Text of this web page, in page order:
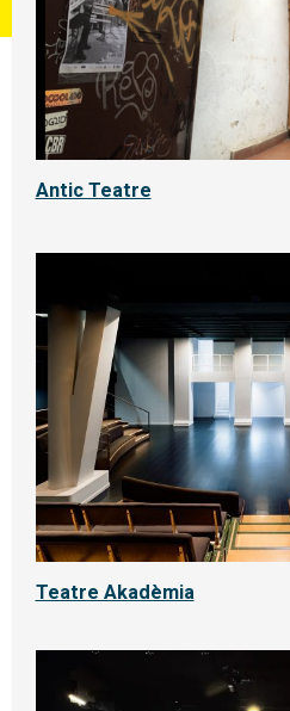
Antic Teatre
Teatre Akadèmia